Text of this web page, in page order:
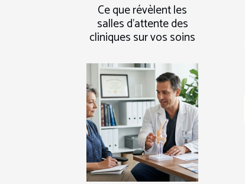
Ce que révèlent les
salles d’attente des
cliniques sur vos soins